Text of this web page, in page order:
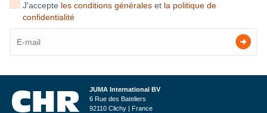
J'accepte les conditions générales et la politique de
confidentialité
JUMA International BV
6 Rue des Bateliers
92110 Clichy | France